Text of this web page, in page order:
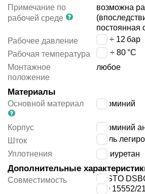
Примечание по
рабочей среде
возможна
постоянная
Рабочее давление
0.6 ÷ 12 бар
Рабочая температура
-20 ÷ 80 °C
Монтажное
положение
любое
Материалы
Основной материал алюминий
Корпус
алюминий
Шток
сталь
Уплотнения
полиуретан
Дополнительные
Совместимость
FESTO
ISO 15552/